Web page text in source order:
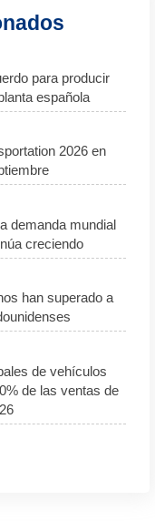
para producir
española
2026 en
demanda mundial
creciendo
han superado a
de vehículos
de las ventas de